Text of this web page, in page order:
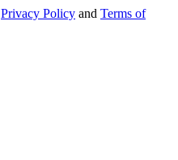
Privacy Policy and Terms of